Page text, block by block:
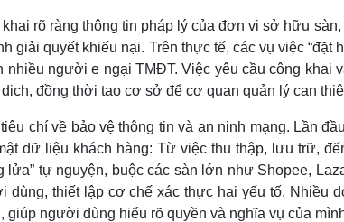
rõ ràng thông tin pháp lý của đơn vị sở hữu
giải quyết khiếu nại. Trên thực tế, các vụ việc “đặt
nhiều người e ngại TMĐT. Việc yêu cầu công khai
dịch, đồng thời tạo cơ sở để cơ quan quản lý can
chí về bảo vệ thông tin và an ninh mạng. Lần
dữ liệu khách hàng: Từ việc thu thập, lưu trữ,
tự nguyện, buộc các sàn lớn như Shopee,
dùng, thiết lập cơ chế xác thực hai yếu tố. Nhiều
giúp người dùng hiểu rõ quyền và nghĩa vụ của